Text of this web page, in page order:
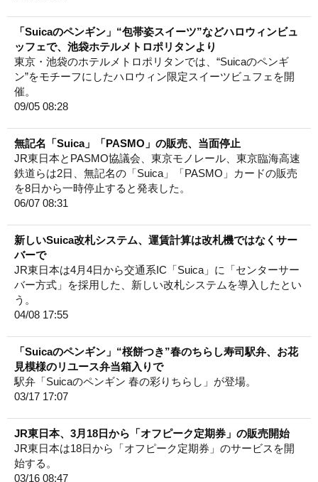
「Suicaのペンギン」“包帯姿スイーツ”などハロウィンビュ
ッフェで、池袋ホテルメトロポリタンより
東京・池袋のホテルメトロポリタンでは、“Suicaのペンギ
ン”をモチーフにしたハロウィン限定スイーツビュフェを開
催。
09/05 08:28
無記名「Suica」「PASMO」の販売、当面停止
JR東日本とPASMO協議会、東京モノレール、東京臨海高速
鉄道らは2日、無記名の「Suica」「PASMO」カードの販売
を8日から一時停止すると発表した。
06/07 08:31
新しいSuica改札システム、運賃計算は改札機ではなくサー
バーで
JR東日本は4月4日から交通系IC「Suica」に「センターサー
バー方式」を採用した、新しい改札システムを導入したとい
う。
04/08 17:55
「Suicaのペンギン」“桜餅つき”春のちらし寿司駅弁、お花
見模様のリユース弁当箱入りで
駅弁「Suicaのペンギン 春の彩りちらし」が登場。
03/17 17:07
JR東日本、3月18日から「オフピーク定期券」の販売開始
JR東日本は18日から「オフピーク定期券」のサービスを開
始する。
03/16 08:47